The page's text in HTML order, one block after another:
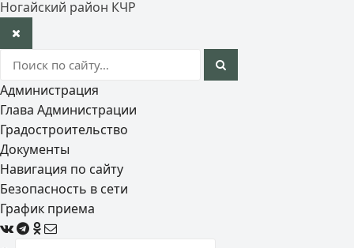
Ногайский район КЧР
Администрация
Глава Администрации
Градостроительство
Документы
Навигация по сайту
Безопасность в сети
График приема